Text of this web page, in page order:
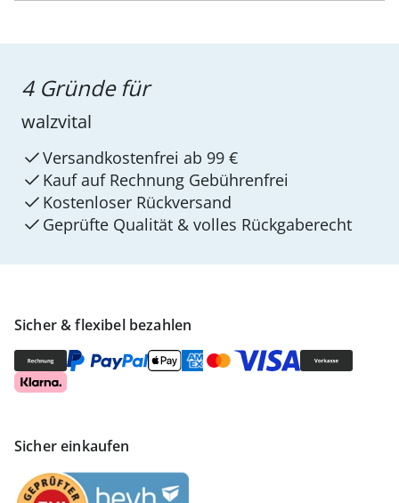
Sicher & flexibel bezahlen
Sicher einkaufen
4 Gründe für
walzvital
Versandkostenfrei ab 99 €
Kauf auf Rechnung Gebührenfrei
Kostenloser Rückversand
Geprüfte Qualität & volles Rückgaberecht